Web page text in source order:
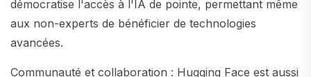
démocratise l'accès à l'IA de pointe, permettant même
aux non-experts de bénéficier de technologies
avancées.
Communauté et collaboration : Hugging Face est aussi